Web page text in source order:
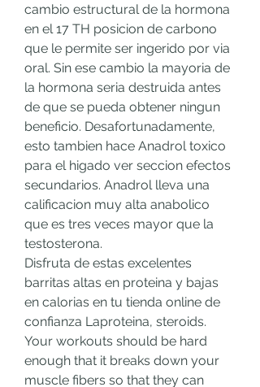
cambio estructural de la hormona
en el 17 TH posicion de carbono
que le permite ser ingerido por via
oral. Sin ese cambio la mayoria de
la hormona seria destruida antes
de que se pueda obtener ningun
beneficio. Desafortunadamente,
esto tambien hace Anadrol toxico
para el higado ver seccion efectos
secundarios. Anadrol lleva una
calificacion muy alta anabolico
que es tres veces mayor que la
testosterona.
Disfruta de estas excelentes
barritas altas en proteina y bajas
en calorias en tu tienda online de
confianza Laproteina, steroids.
Your workouts should be hard
enough that it breaks down your
muscle fibers so that they can